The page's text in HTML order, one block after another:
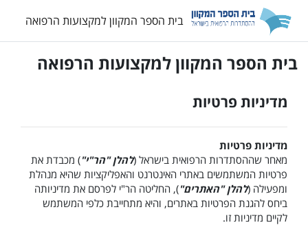
דילוג לתוכן הראשי
בית הספר המקוון למקצועות הרפואה
בית הספר המקוון למקצועות הרפואה
מדיניות פרטיות
מדיניות פרטיות
מאחר שההסתדרות הרפואית בישראל (להלן "הר"י") מכבדת את
פרטיות המשתמשים באתרי האינטרנט והאפליקציות שהיא מנהלת
ומפעילה (להלן "האתרים"), החליטה הר"י לפרסם את מדיניותה
ביחס להגנת הפרטיות באתרים, והיא מתחייבת כלפי המשתמש
לקיים מדיניות זו.